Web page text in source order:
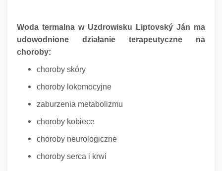
Woda termalna w Uzdrowisku Liptovský Ján ma
udowodnione działanie terapeutyczne na
choroby:
choroby skóry
choroby lokomocyjne
zaburzenia metabolizmu
choroby kobiece
choroby neurologiczne
choroby serca i krwi